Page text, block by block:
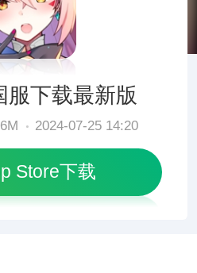
服下载最新版
2024-07-25 14:20
Store下载